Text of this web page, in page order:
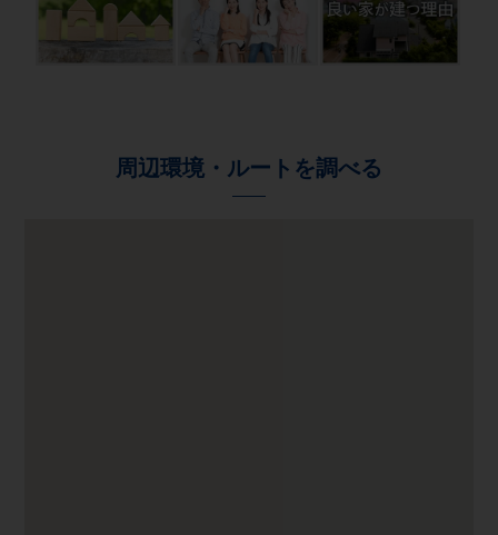
周辺環境・ルートを調べる